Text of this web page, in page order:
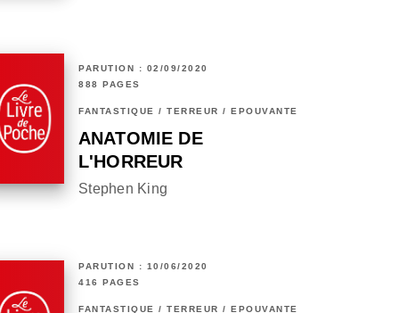
PARUTION : 02/09/2020
888 PAGES
FANTASTIQUE / TERREUR / EPOUVANTE
ANATOMIE DE
L'HORREUR
Stephen King
PARUTION : 10/06/2020
416 PAGES
FANTASTIQUE / TERREUR / EPOUVANTE